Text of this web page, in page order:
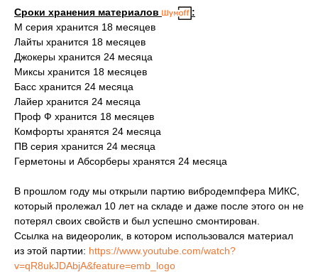
Сроки хранения материалов
:
М серия хранится 18 месяцев
Лайты хранится 18 месяцев
Джокеры хранится 24 месяца
Миксы хранится 18 месяцев
Басс хранится 24 месяца
Лайер хранится 24 месяца
Проф Ф хранится 18 месяцев
Комфорты хранятся 24 месяца
ПВ серия хранится 24 месяца
Герметоны и Абсорберы хранятся 24 месяца
В прошлом году мы открыли партию вибродемпфера МИКС,
который пролежал 10 лет на складе и даже после этого он не
потерял своих свойств и был успешно смонтирован.
Ссылка на видеоролик, в котором использовался материал
из этой партии: https://www.youtube.com/watch?
v=qR8ukJDAbjA&feature=emb_logo